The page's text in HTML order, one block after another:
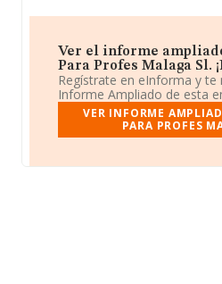
Ver el informe
Para Profes Malaga Sl.
Regístrate en eInforma y te
Informe Ampliado de esta
VER INFORME
PARA PROFES